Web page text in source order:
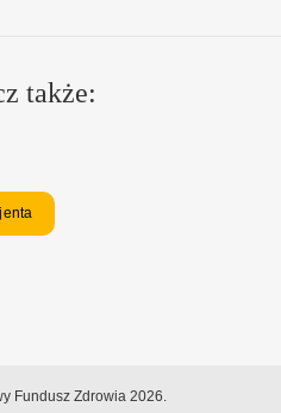
także:
Fundusz Zdrowia 2026.